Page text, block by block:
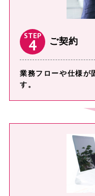
STEP
4 ご契約
業務フローや仕様が
す。